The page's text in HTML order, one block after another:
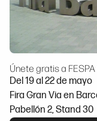
Únete gratis a
Del 19 al 22 de mayo
Fira Gran Via en
Pabellón 2, Stand 30